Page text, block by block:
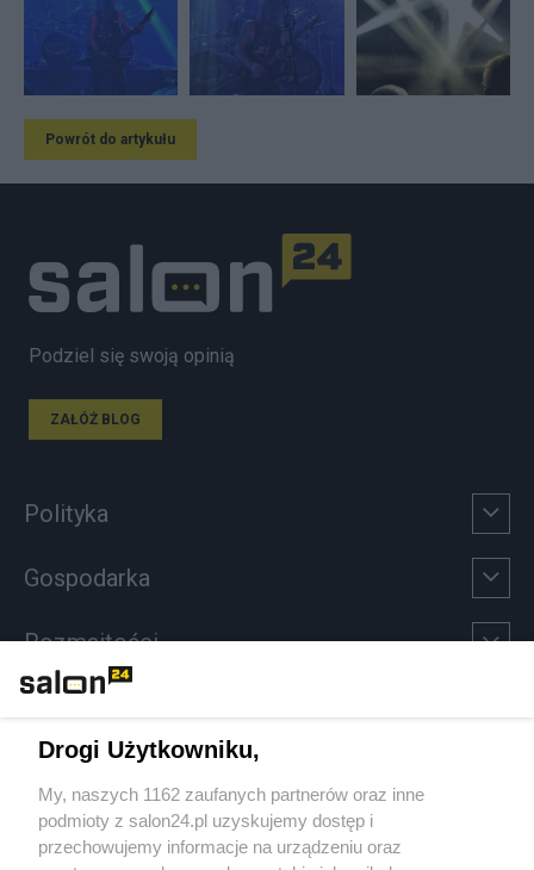
Powrót do artykułu
Podziel się swoją opinią
ZAŁÓŻ BLOG
Polityka
Gospodarka
Rozmaitości
Sport
Społeczeństwo
Drogi Użytkowniku,
My, naszych 1162 zaufanych partnerów oraz inne
podmioty z salon24.pl uzyskujemy dostęp i
przechowujemy informacje na urządzeniu oraz